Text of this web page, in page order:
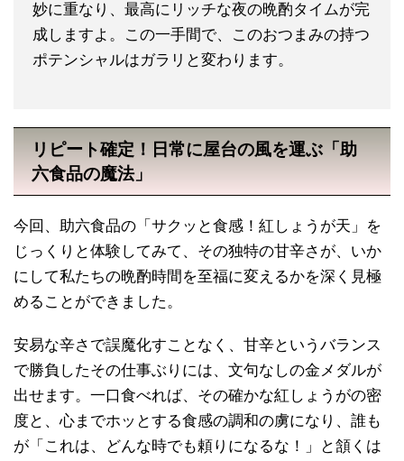
妙に重なり、最高にリッチな夜の晩酌タイムが完
成しますよ。この一手間で、このおつまみの持つ
ポテンシャルはガラリと変わります。
リピート確定！日常に屋台の風を運ぶ「助
六食品の魔法」
今回、助六食品の「サクッと食感！紅しょうが天」を
じっくりと体験してみて、その独特の甘辛さが、いか
にして私たちの晩酌時間を至福に変えるかを深く見極
めることができました。
安易な辛さで誤魔化すことなく、甘辛というバランス
で勝負したその仕事ぶりには、文句なしの金メダルが
出せます。一口食べれば、その確かな紅しょうがの密
度と、心までホッとする食感の調和の虜になり、誰も
が「これは、どんな時でも頼りになるな！」と頷くは